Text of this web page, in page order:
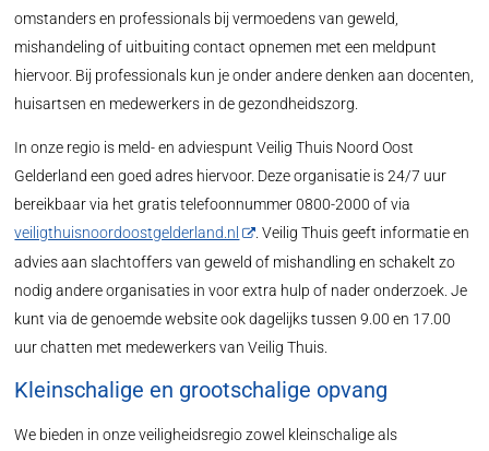
omstanders en professionals bij vermoedens van geweld,
mishandeling of uitbuiting contact opnemen met een meldpunt
hiervoor. Bij professionals kun je onder andere denken aan docenten,
huisartsen en medewerkers in de gezondheidszorg.
In onze regio is meld- en adviespunt Veilig Thuis Noord Oost
Gelderland een goed adres hiervoor. Deze organisatie is 24/7 uur
bereikbaar via het gratis telefoonnummer 0800-2000 of via
veiligthuisnoordoostgelderland.nl
. Veilig Thuis geeft informatie en
advies aan slachtoffers van geweld of mishandling en schakelt zo
nodig andere organisaties in voor extra hulp of nader onderzoek. Je
kunt via de genoemde website ook dagelijks tussen 9.00 en 17.00
uur chatten met medewerkers van Veilig Thuis.
Kleinschalige en grootschalige opvang
We bieden in onze veiligheidsregio zowel kleinschalige als